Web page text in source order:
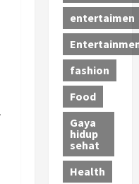
entertaimen
fashion
Food
Gaya
hidup
sehat
Health